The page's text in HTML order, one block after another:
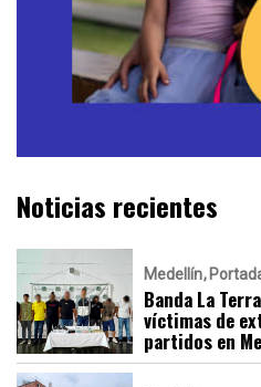
Noticias recientes
Medellín
Banda La
víctimas de
partidos en